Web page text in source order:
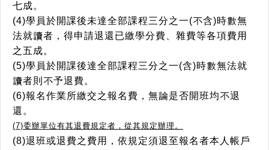
七成。
(4)學員於開課後未達全部課程三分之一(不含)時數無
法就讀者，得申請退還已繳學分費、雜費等各項費用
之五成。
(5)學員於開課後達全部課程三分之一(含)時數無法就
讀者則不予退費。
(6)報名作業所繳交之報名費，無論是否開班均不退
還。
(7)委辦單位有其退費規定者，從其規定辦理。
(8)退班或退費之費用，依規定須退至報名者本人帳戶